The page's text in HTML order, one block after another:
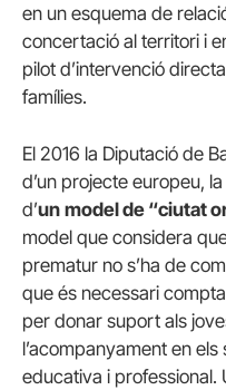
en un esquema de
concertació al territori i
pilot d’intervenció
famílies.
El 2016 la Diputació de
d’un projecte europeu,
d’un model de “ciutat
model que considera
prematur no s’ha de
que és necessari
per donar suport als
l’acompanyament en
educativa i professional.